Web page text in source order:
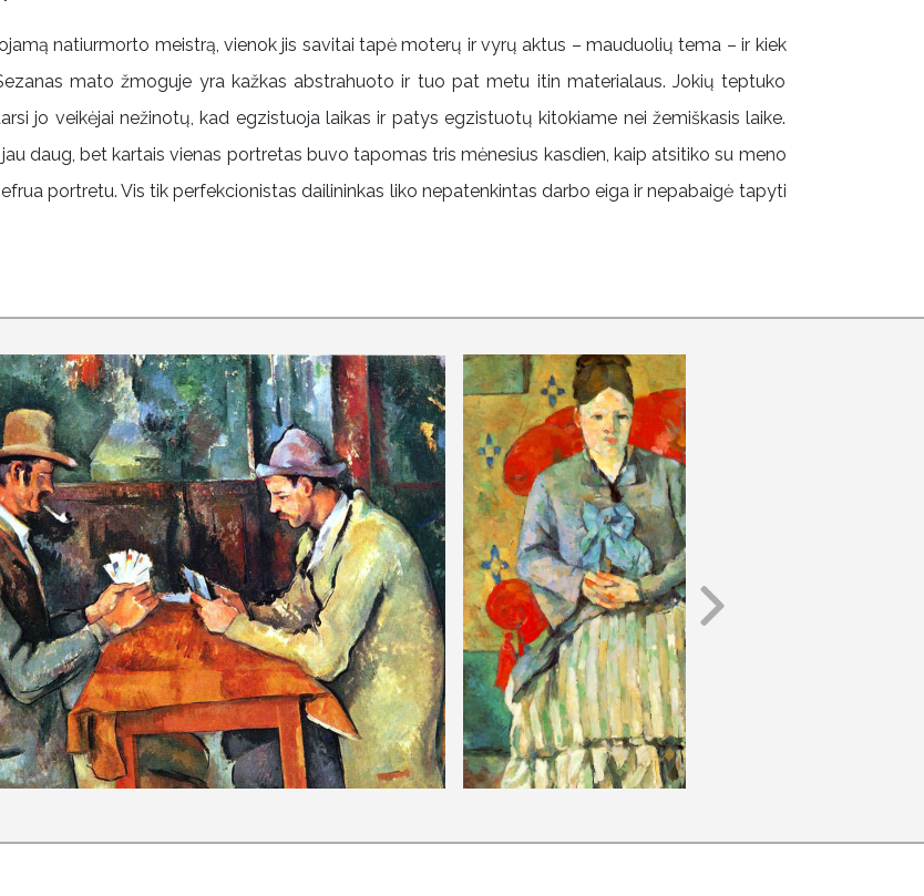
natiurmorto meistrą, vienok jis savitai tapė moterų ir vyrų aktus – mauduolių tema – ir kiek
mato žmoguje yra kažkas abstrahuoto ir tuo pat metu itin materialaus. Jokių teptuko
jo veikėjai nežinotų, kad egzistuoja laikas ir patys egzistuotų kitokiame nei žemiškasis laike.
daug, bet kartais vienas portretas buvo tapomas tris mėnesius kasdien, kaip atsitiko su meno
portretu. Vis tik perfekcionistas dailininkas liko nepatenkintas darbo eiga ir nepabaigė tapyti